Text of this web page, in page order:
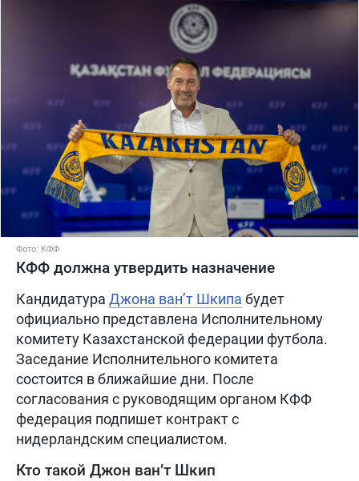
Фото: КФФ
КФФ должна утвердить назначение
Кандидатура Джона ван’т Шкипа будет
официально представлена Исполнительному
комитету Казахстанской федерации футбола.
Заседание Исполнительного комитета
состоится в ближайшие дни. После
согласования с руководящим органом КФФ
федерация подпишет контракт с
нидерландским специалистом.
Кто такой Джон ван’т Шкип